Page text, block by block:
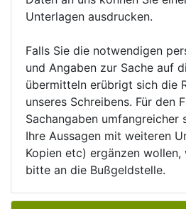
Unterlagen ausdrucken.
Falls Sie die notwendigen
und Angaben zur Sache auf
übermitteln erübrigt sich die
unseres Schreibens. Für den
Sachangaben umfangreicher
Ihre Aussagen mit weiteren
Kopien etc) ergänzen wollen,
bitte an die Bußgeldstelle.